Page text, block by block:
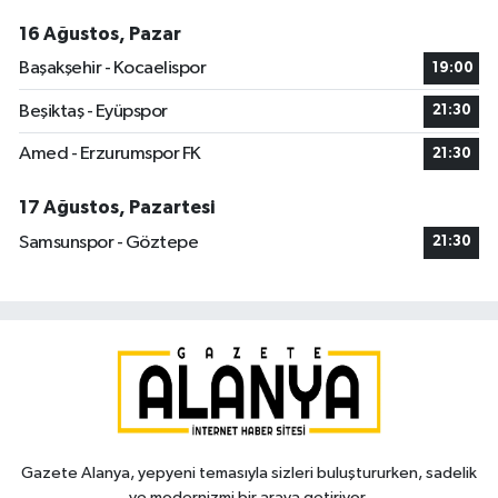
16 Ağustos, Pazar
Başakşehir - Kocaelispor
19:00
Beşiktaş - Eyüpspor 21:30
Amed - Erzurumspor FK 21:30
17 Ağustos, Pazartesi
Samsunspor - Göztepe
21:30
Gazete Alanya, yepyeni temasıyla sizleri buluştururken, sadelik